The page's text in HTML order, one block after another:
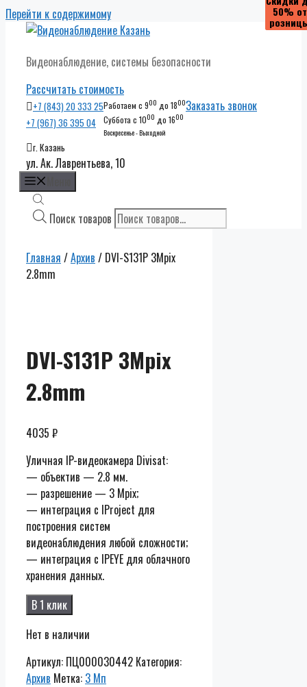
Перейти к содержимому
Видеонаблюдение, системы безопасности
Рассчитать стоимость
+7 (843) 20 333 25
+7 (967) 36 395 04
Работаем с 900 до 1800
Суббота с 1000 до 1600
Воскресенье - Выходной
Заказать звонок
г. Казань
ул. Ак. Лаврентьева, 10
Поиск товаров
Главная /Архив / DVI-S131P 3Mpix
2.8mm
DVI-S131P 3Mpix
2.8mm
4035 ₽
Уличная IP-видеокамера Divisat:
— объектив — 2.8 мм.
— разрешение — 3 Mpix;
— интеграция с IProject для
построения систем
видеонаблюдения любой сложности;
— интеграция с IPEYE для облачного
хранения данных.
В 1 клик
Нет в наличии
Артикул: ПЦ000030442 Категория:
Архив Метка: 3 Мп
50% от
50% от